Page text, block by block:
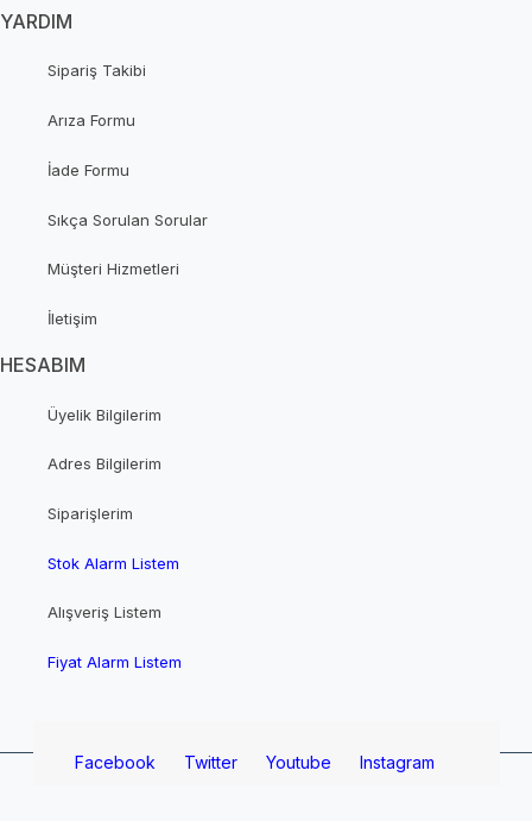
YARDIM
Sipariş Takibi
Arıza Formu
İade Formu
Sıkça Sorulan Sorular
Müşteri Hizmetleri
İletişim
HESABIM
Üyelik Bilgilerim
Adres Bilgilerim
Siparişlerim
Stok Alarm Listem
Alışveriş Listem
Fiyat Alarm Listem
Facebook Twitter Youtube Instagram